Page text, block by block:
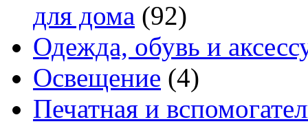
для дома (92)
Одежда, обувь и
Освещение (4)
Печатная и